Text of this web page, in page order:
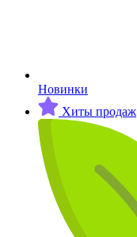
Новинки
Хиты продаж